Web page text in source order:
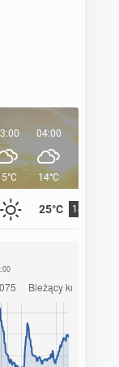
25°C 14°C
04:00
14°C
05:00